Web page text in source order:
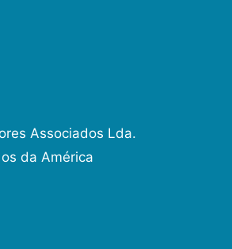
Associados Lda.
da América